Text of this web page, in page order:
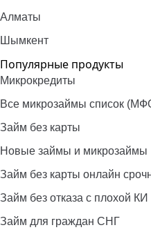
Алматы
Шымкент
Популярные продукты
Микрокредиты
Все микрозаймы список
Займ без карты
Новые займы и микрозаймы
Займ без карты онлайн
Займ без отказа с плохой КИ
Займ для граждан СНГ